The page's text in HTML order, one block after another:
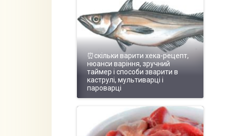
⏰скільки варити хека-рецепт,
нюанси варіння, зручний
таймер і способи зварити в
каструлі, мультиварці і
пароварці